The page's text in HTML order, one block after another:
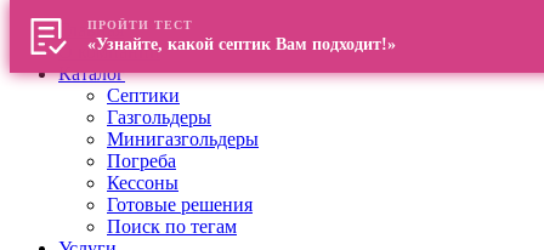
Главная
О компании
Каталог
Септики
Газгольдеры
Минигазгольдеры
Погреба
Кессоны
Готовые решения
Поиск по тегам
ПРОЙТИ ТЕСТ
«Узнайте, какой септик Вам подходит!»